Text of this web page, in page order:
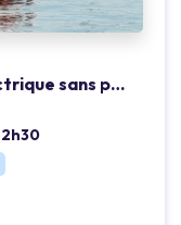
Loading... Chasse au trésor en bateau électrique sans permis la Seine
2h30